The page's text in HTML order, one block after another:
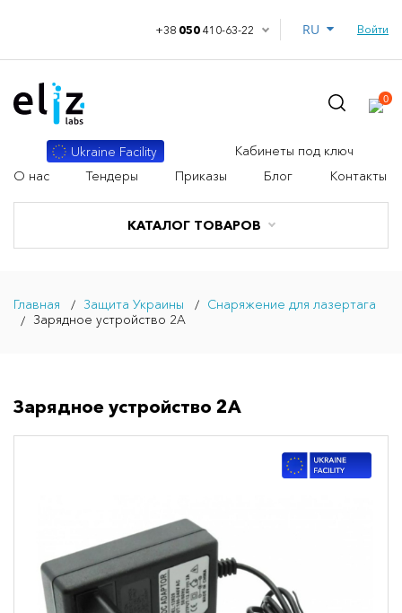
+38 050410-63-22 Войти
КАТАЛОГ ТОВАРОВ
Ukraine Facility
Кабинеты под ключ
О нас
Тендеры Приказы Блог Контакты
0
Главная Защита Украины
Снаряжение для лазертага
Зарядное устройство 2А
Зарядное устройство 2А